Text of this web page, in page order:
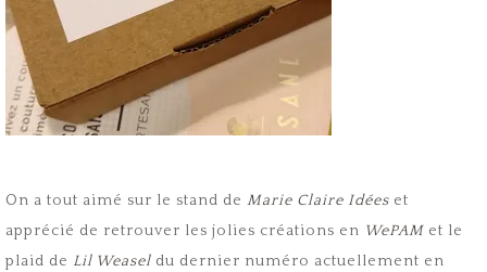
On a tout aimé sur le stand de Marie Claire Idées et
apprécié de retrouver les jolies créations en WePAM et le
plaid de Lil Weasel du dernier numéro actuellement en